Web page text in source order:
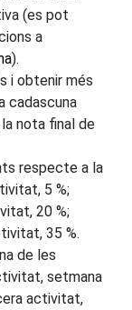
(es pot
a
).
i obtenir més
cadascuna
nota final de
respecte a la
5 %;
20 %;
35 %.
de les
setmana
activitat,